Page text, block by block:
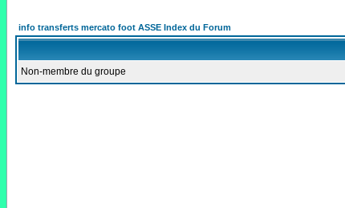
info transferts mercato foot ASSE Index du Forum
Non-membre du groupe